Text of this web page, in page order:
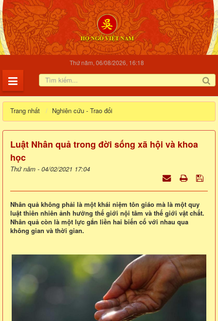
Thứ năm, 06/08/2026, 16:18
Trang nhất Nghiên cứu - Trao đổi
Luật Nhân quả trong đời sống xã hội và khoa
học
Thứ năm - 04/02/2021 17:04
Nhân quả không phải là một khái niệm tôn giáo mà là một quy
luật thiên nhiên ảnh hưởng thế giới nội tâm và thế giới vật chất.
Nhân quả còn là một lực gắn liền hai biến cố với nhau qua
không gian và thời gian.